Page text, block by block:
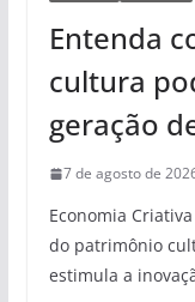
Entenda
cultura
geração
7 de agosto de
Economia
do patrimônio
estimula a